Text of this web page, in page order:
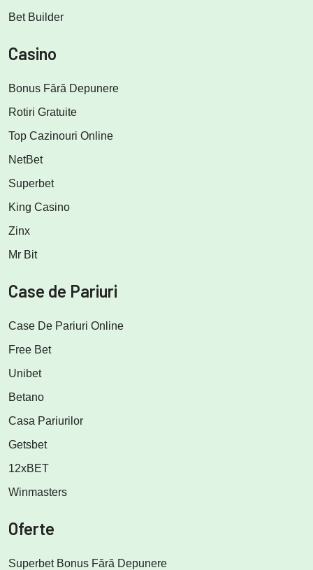
Bet Builder
Casino
Bonus Fără Depunere
Rotiri Gratuite
Top Cazinouri Online
NetBet
Superbet
King Casino
Zinx
Mr Bit
Case de Pariuri
Case De Pariuri Online
Free Bet
Unibet
Betano
Casa Pariurilor
Getsbet
12xBET
Winmasters
Oferte
Superbet Bonus Fără Depunere